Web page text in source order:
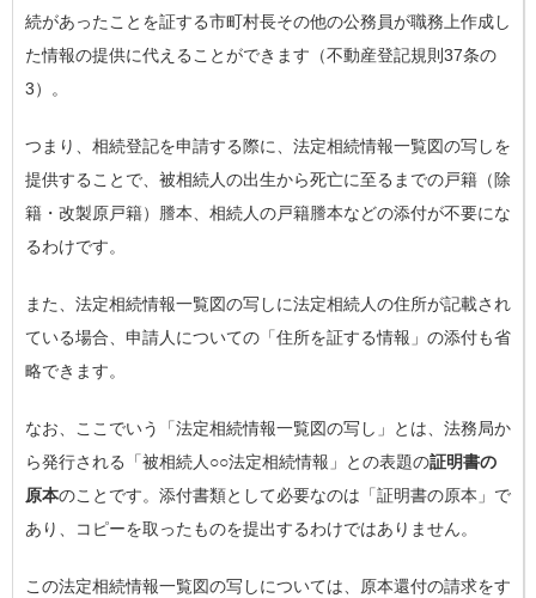
続があったことを証する市町村長その他の公務員が職務上作成し
た情報の提供に代えることができます（不動産登記規則37条の
3）。
つまり、相続登記を申請する際に、法定相続情報一覧図の写しを
提供することで、被相続人の出生から死亡に至るまでの戸籍（除
籍・改製原戸籍）謄本、相続人の戸籍謄本などの添付が不要にな
るわけです。
また、法定相続情報一覧図の写しに法定相続人の住所が記載され
ている場合、申請人についての「住所を証する情報」の添付も省
略できます。
なお、ここでいう「法定相続情報一覧図の写し」とは、法務局か
ら発行される「被相続人○○法定相続情報」との表題の証明書の
原本のことです。添付書類として必要なのは「証明書の原本」で
あり、コピーを取ったものを提出するわけではありません。
この法定相続情報一覧図の写しについては、原本還付の請求をす